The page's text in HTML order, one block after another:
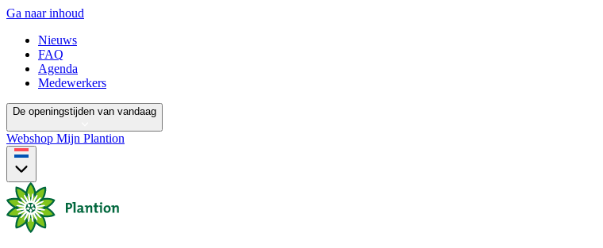
Ga naar inhoud
Nieuws
FAQ
Agenda
Medewerkers
De openingstijden van vandaag
Webshop Mijn Plantion